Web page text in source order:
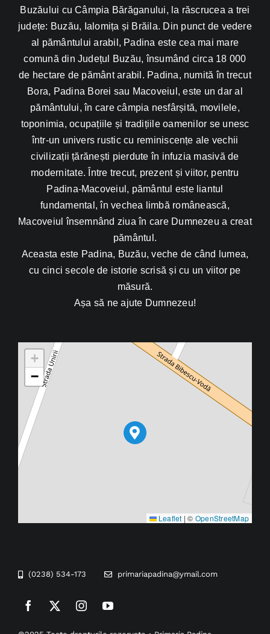
Buzăului cu Câmpia Bărăganului, la răscrucea a trei
județe: Buzău, Ialomița și Brăila. Din punct de vedere
al pământului arabil, Padina este cea mai mare
comună din Județul Buzău, însumând circa 18 000
de hectare de pământ arabil. Padina, numită în trecut
Bora, Padina Borei sau Macoveiul, este un dar al
pământului, în care câmpia nesfârșită, movilele,
toponimia, ocupațiile și tradițiile oamenilor se unesc
într-un univers rustic cu reminiscențe ale vechii
civilizații țărănești pierdute în infuzia masivă de
modernitate. Între trecut, prezent și viitor, pentru
Padina-Macoveiul, pământul este liantul
fundamental, în vechea limbă românească,
Macoveiul însemnând ziua în care Dumnezeu a creat
pământul.
Aceasta este Padina, Buzău, veche de când lumea,
cu cinci secole de istorie scrisă și cu un viitor pe
măsură.
Așa să ne ajute Dumnezeu!
+
−
Leaflet | © OpenStreetMap
(0238) 534-173 primariapadina@ymail.com